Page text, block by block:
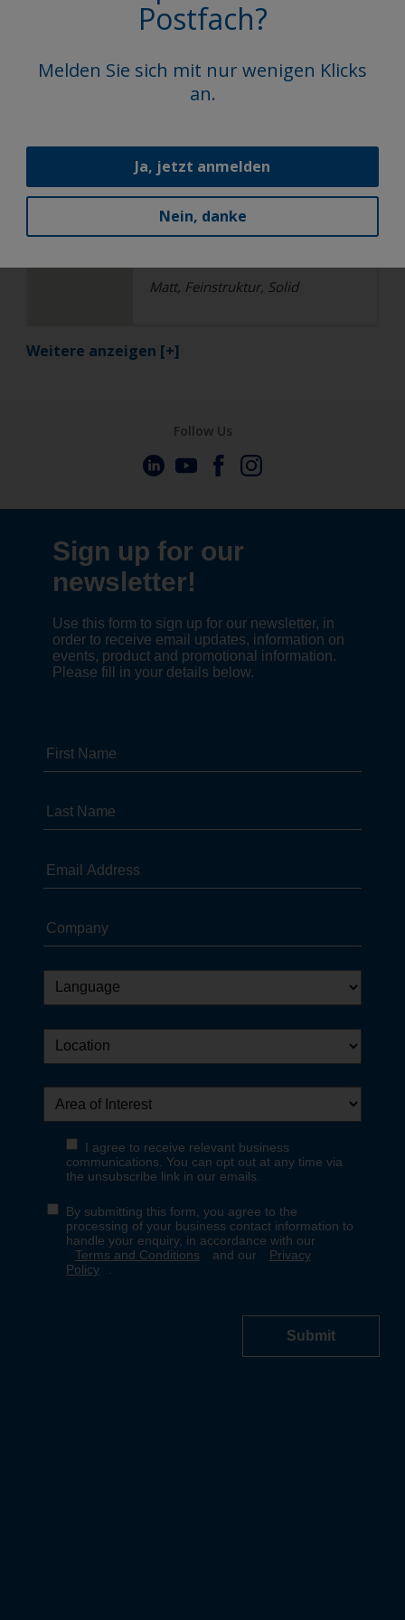
1A303I
Hochwetterfeste TGIC freie
Polyester
RAL 9010
Matt, Feinstruktur, Solid
Weitere anzeigen [+]
Postfach?
Melden Sie sich mit nur wenigen Klicks
an.
Ja, jetzt anmelden
Nein, danke
Follow Us